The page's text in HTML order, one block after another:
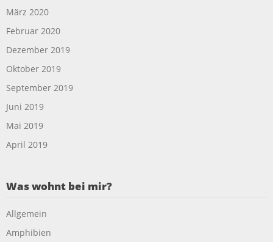
März 2020
Februar 2020
Dezember 2019
Oktober 2019
September 2019
Juni 2019
Mai 2019
April 2019
Was wohnt bei mir?
Allgemein
Amphibien